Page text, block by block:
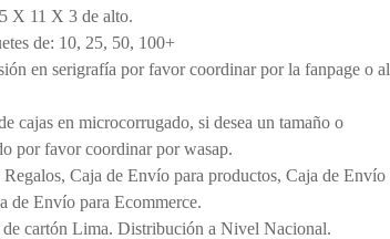
X 11 X 3 de alto.
de: 10, 25, 50, 100+
en serigrafía por favor coordinar por la fanpage o al
cajas en microcorrugado, si desea un tamaño o
por favor coordinar por wasap.
Caja de Envío para productos, Caja de Envío
de Envío para Ecommerce.
de cartón Lima. Distribución a Nivel Nacional.